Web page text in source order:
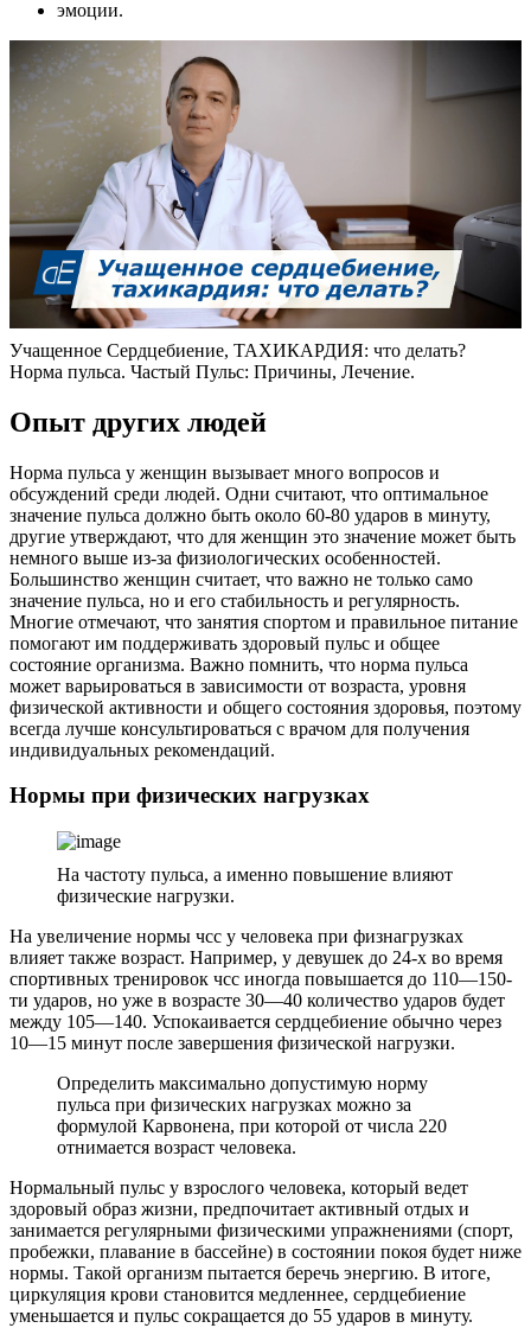
эмоции.
Учащенное Сердцебиение, ТАХИКАРДИЯ: что делать?
Норма пульса. Частый Пульс: Причины, Лечение.
Опыт других людей
Норма пульса у женщин вызывает много вопросов и
обсуждений среди людей. Одни считают, что оптимальное
значение пульса должно быть около 60-80 ударов в минуту,
другие утверждают, что для женщин это значение может быть
немного выше из-за физиологических особенностей.
Большинство женщин считает, что важно не только само
значение пульса, но и его стабильность и регулярность.
Многие отмечают, что занятия спортом и правильное питание
помогают им поддерживать здоровый пульс и общее
состояние организма. Важно помнить, что норма пульса
может варьироваться в зависимости от возраста, уровня
физической активности и общего состояния здоровья, поэтому
всегда лучше консультироваться с врачом для получения
индивидуальных рекомендаций.
Нормы при физических нагрузках
На частоту пульса, а именно повышение влияют
физические нагрузки.
На увеличение нормы чсс у человека при физнагрузках
влияет также возраст. Например, у девушек до 24-х во время
спортивных тренировок чсс иногда повышается до 110—150-
ти ударов, но уже в возрасте 30—40 количество ударов будет
между 105—140. Успокаивается сердцебиение обычно через
10—15 минут после завершения физической нагрузки.
Определить максимально допустимую норму
пульса при физических нагрузках можно за
формулой Карвонена, при которой от числа 220
отнимается возраст человека.
Нормальный пульс у взрослого человека, который ведет
здоровый образ жизни, предпочитает активный отдых и
занимается регулярными физическими упражнениями (спорт,
пробежки, плавание в бассейне) в состоянии покоя будет ниже
нормы. Такой организм пытается беречь энергию. В итоге,
циркуляция крови становится медленнее, сердцебиение
уменьшается и пульс сокращается до 55 ударов в минуту.